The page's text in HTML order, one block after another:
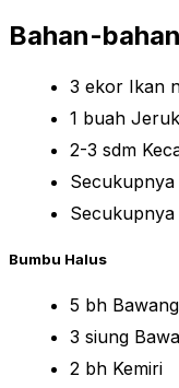
Bahan-bahan
3 ekor Ikan
1 buah
2-3 sdm
Secukupnya
Bumbu Halus
5 bh
3 siung
2 bh Kemiri